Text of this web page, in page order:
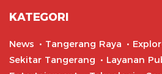
KATEGORI
News Tangerang Raya
Sekitar Tangerang
Layanan